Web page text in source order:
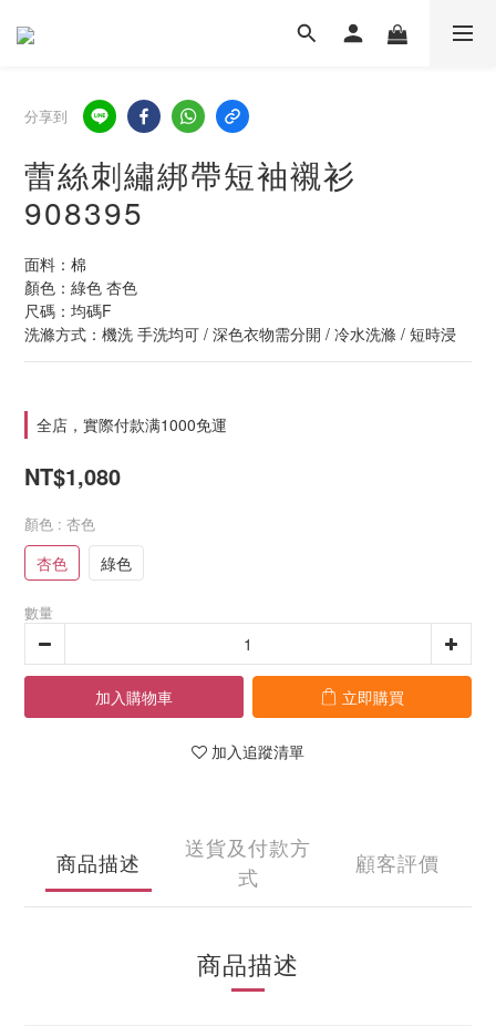
分享到
蕾絲刺繡綁帶短袖襯衫
908395
面料：棉
顏色：綠色 杏色
尺碼：均碼F
洗滌方式：機洗 手洗均可 / 深色衣物需分開 / 冷水洗滌 / 短時浸
全店，實際付款满1000免運
NT$1,080
顏色 : 杏色
杏色 綠色
數量
加入購物車 立即購買
加入追蹤清單
商品描述
送貨及付款方
式
顧客評價
商品描述